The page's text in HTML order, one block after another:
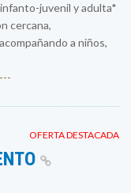
juvenil y adulta*
cercana,
a niños,
OFERTA DESTACADA